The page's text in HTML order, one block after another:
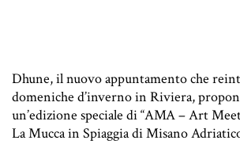
Dhune, il nuovo appuntamento che
domeniche d’inverno in Riviera,
un’edizione speciale di “AMA – Art
La Mucca in Spiaggia di Misano